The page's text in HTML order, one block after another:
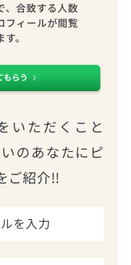
いただくこと
のあなたにピ
ご紹介!!
を入力